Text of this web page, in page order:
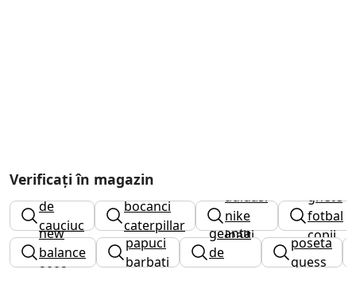
Verificați în magazin
cizme
de
cauciuc
fete
bocanci
caterpillar
adidasi
nike
inalti
ghete
fotbal
copii
new
balance
2002r
papuci
barbati
geanta
de
umar
poseta
guess